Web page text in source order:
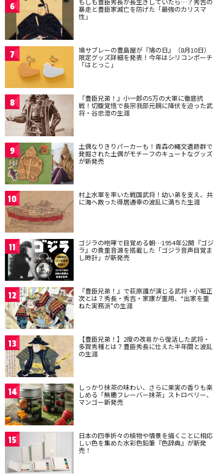
6 暴走と豊臣家滅亡を防げた「最強のカリスマ
性」
7 鳩サブレーの豊島屋が『鳩の日』（8月10日）
限定グッズ詳細を発表！今年はシリコンポーチ
「はとっこ」
8 『豊臣兄弟！』小一郎の5万の大軍に徹底抗
戦！切腹覚悟で長宗我部元親に降伏を迫った武
将・谷忠澄の生涯
9 土偶なりきりパーカーも！青森の縄文遺跡群で
発掘された土偶がモチーフのキュートなグッズ
が新発売
10 村上水軍を率いた戦国武将！幼い弟を支え、共
に海へ散った得居通幸の波乱に満ちた生涯
11 ゴジラの咆哮で目覚める朝…1954年公開『ゴジ
ラ』の貴重音源を搭載した「ゴジラ音声目覚ま
し時計」が新発売
12 『豊臣兄弟！』で萩原護が演じる武将・小堀正
次とは？秀長・秀吉・家康が重用、“出家を重
ねた実務派”の生涯
13 【豊臣兄弟！】2度の改易から復活した武将・
多賀秀種とは？豊臣秀長に仕えた半年間と波乱
の生涯
14 しっかり抹茶の味わい、さらに果実の香りも楽
しめる「無糖フレーバー抹茶」ストロベリー、
マンゴー新発売
15 日本の四季折々の植物や情景を描くことに相応
しい色を集めた水彩色鉛筆『色辞典』が新発
売！